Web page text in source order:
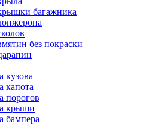
багажника
без покраски
кузова
капота
порогов
крыши
бампера